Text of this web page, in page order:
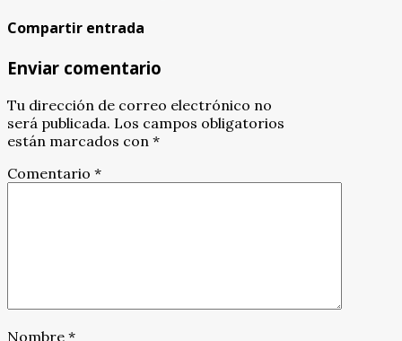
Compartir entrada
Enviar comentario
Tu dirección de correo electrónico no
será publicada. Los campos obligatorios
están marcados con *
Comentario *
Nombre *